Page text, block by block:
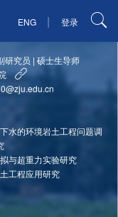
ENG | 登录
研究员 |硕士生导师
水的环境岩土工程问题调
与超重力实验研究
工程应用研究